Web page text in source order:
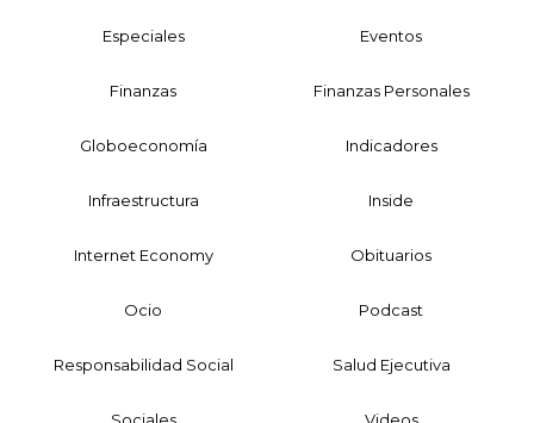
Especiales Eventos
Finanzas Finanzas Personales
Globoeconomía Indicadores
Infraestructura Inside
Internet Economy Obituarios
Ocio Podcast
Responsabilidad Social Salud Ejecutiva
Sociales Videos